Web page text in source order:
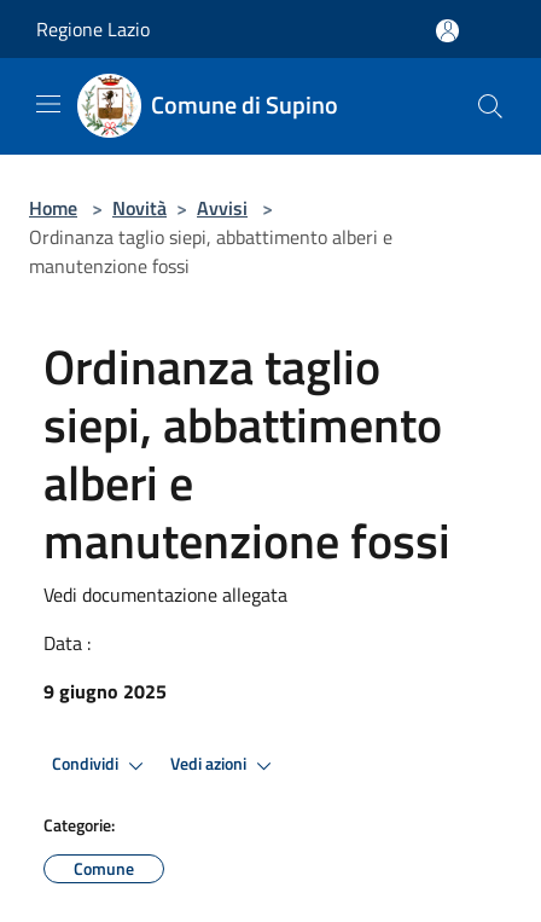
Regione Lazio
Comune di Supino
Home > Novità > Avvisi >
Ordinanza taglio siepi, abbattimento alberi e
manutenzione fossi
Ordinanza taglio
siepi, abbattimento
alberi e
manutenzione fossi
Vedi documentazione allegata
Data :
9 giugno 2025
Condividi Vedi azioni
Categorie:
Comune